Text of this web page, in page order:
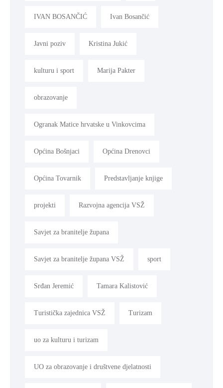
IVAN BOSANČIĆ Ivan Bosančić
Javni poziv Kristina Jukić
kulturu i sport Marija Pakter
obrazovanje
Ogranak Matice hrvatske u Vinkovcima
Općina Bošnjaci Općina Drenovci
Općina Tovarnik Predstavljanje knjige
projekti Razvojna agencija VSŽ
Savjet za branitelje župana
Savjet za branitelje župana VSŽ sport
Srđan Jeremić Tamara Kalistović
Turistička zajednica VSŽ Turizam
uo za kulturu i turizam
UO za obrazovanje i društvene djelatnosti